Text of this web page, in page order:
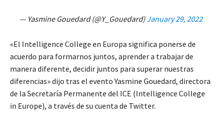
— Yasmine Gouedard (@Y_Gouedard) January 29, 2022
«El Intelligence College en Europa significa ponerse de
acuerdo para formarnos juntos, aprender a trabajar de
manera diferente, decidir juntos para superar nuestras
diferencias» dijo tras el evento Yasmine Gouedard, directora
de la Secretaría Permanente del ICE (Intelligence College
in Europe), a través de su cuenta de Twitter.